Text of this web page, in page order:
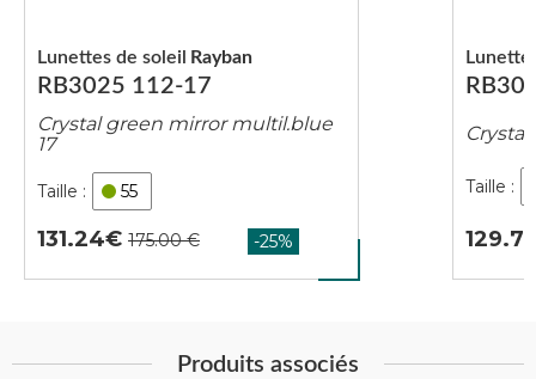
RB3025 112-17
Lunettes de soleil Rayban
Crystal green mirror multil.blue
17
55
131.24
Produits associés